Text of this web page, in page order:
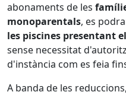
abonaments de les
monoparentals, es
les piscines presentant
sense necessitat
d'instància com es feia
A banda de les